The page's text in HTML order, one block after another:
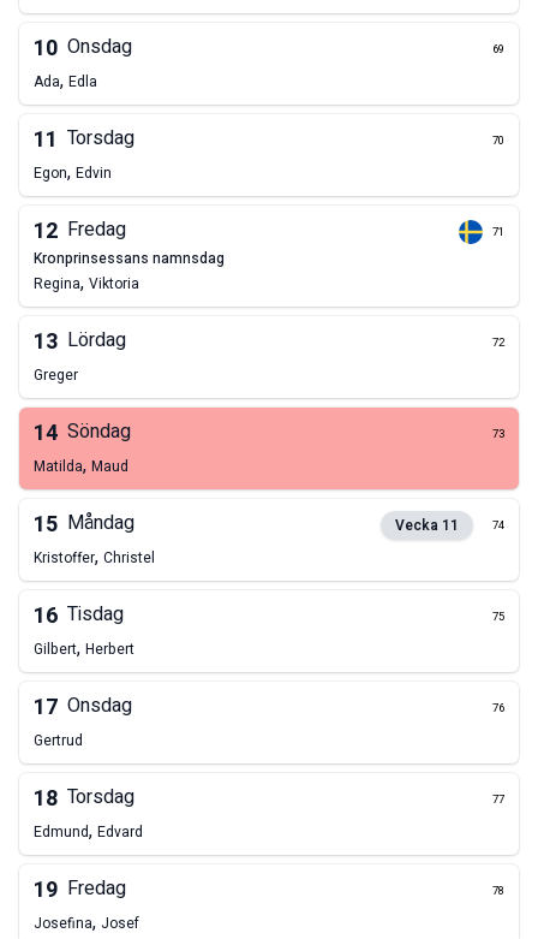
10 Onsdag 69
Ada, Edla
11 Torsdag 70
Egon, Edvin
12 Fredag 71
kronprinsessans namnsdag
Regina, Viktoria
13 Lördag 72
Greger
14 Söndag 73
Matilda, Maud
15 Måndag Vecka 11 74
Kristoffer, Christel
16 Tisdag 75
Gilbert, Herbert
17 Onsdag 76
Gertrud
18 Torsdag 77
Edmund, Edvard
19 Fredag 78
Josefina, Josef